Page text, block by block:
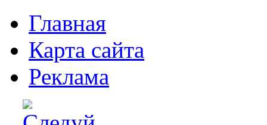
Главная
Карта сайта
Реклама